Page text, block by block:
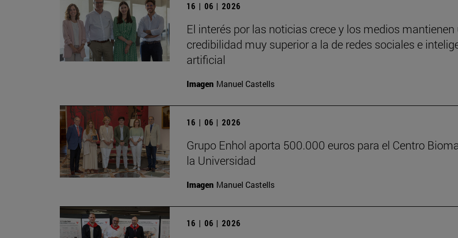
16 | 06 | 2026
El interés por las noticias crece y los medios mantienen
credibilidad muy superior a la de redes sociales e
artificial
Imagen Manuel Castells
16 | 06 | 2026
Grupo Enhol aporta 500.000 euros para el Centro
la Universidad
Imagen Manuel Castells
16 | 06 | 2026